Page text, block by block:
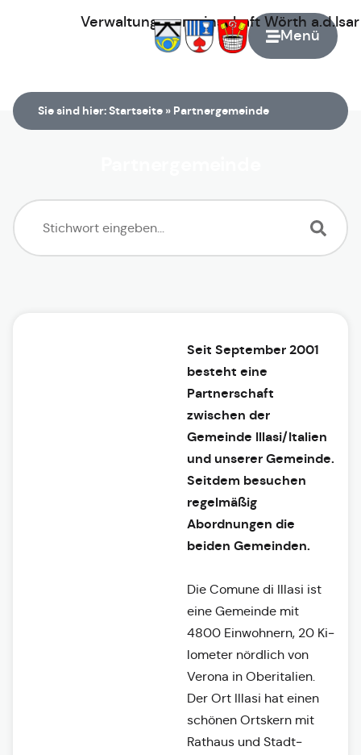
Menü
Verwaltungsgemeinschaft Wörth
Sie sind hier:Startseite » Partnergemeinde
Seit September 2001
besteht eine
Partnerschaft
zwischen der
Gemeinde Illasi/Italien
und unserer Gemeinde.
Seitdem besuchen
regelmäßig
Abordnungen die
beiden Gemeinden.
Die Comune di Illasi ist
eine Ge­meinde mit
4800 Einwohnern, 20 Ki­
lometer nördlich von
Verona in Ober­italien.
Der Ort Illasi hat einen
schö­nen Ortskern mit
Rathaus und Stadt­